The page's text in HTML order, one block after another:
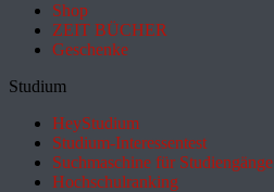
Shop
ZEIT BÜCHER
Geschenke
Studium
HeyStudium
Studium-Interessentest
Suchmaschine für Studiengänge
Hochschulranking